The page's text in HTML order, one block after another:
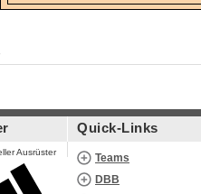
Ausrüster
Quick-Links
Teams
DBB